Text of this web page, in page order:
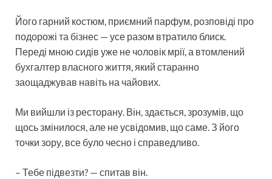
Його гарний костюм, приємний парфум, розповіді про
подорожі та бізнес — усе разом втратило блиск.
Переді мною сидів уже не чоловік мрії, а втомлений
бухгалтер власного життя, який старанно
заощаджував навіть на чайових.
Ми вийшли із ресторану. Він, здається, зрозумів, що
щось змінилося, але не усвідомив, що саме. З його
точки зору, все було чесно і справедливо.
– Тебе підвезти? — спитав він.